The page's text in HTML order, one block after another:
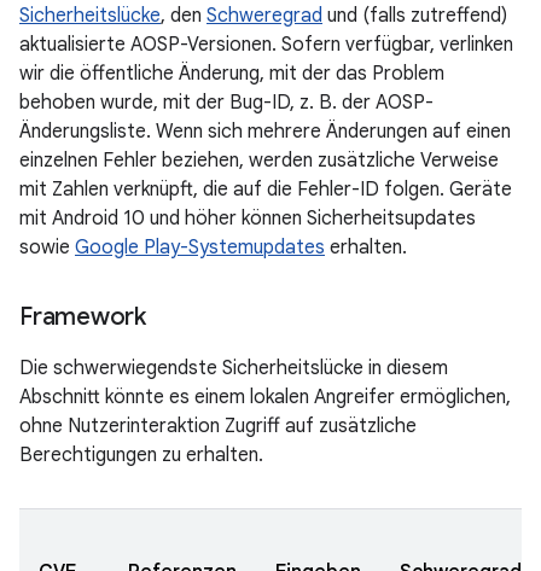
Sicherheitslücke, den Schweregrad und (falls zutreffend)
aktualisierte AOSP-Versionen. Sofern verfügbar, verlinken
wir die öffentliche Änderung, mit der das Problem
behoben wurde, mit der Bug-ID, z. B. der AOSP-
Änderungsliste. Wenn sich mehrere Änderungen auf einen
einzelnen Fehler beziehen, werden zusätzliche Verweise
mit Zahlen verknüpft, die auf die Fehler-ID folgen. Geräte
mit Android 10 und höher können Sicherheitsupdates
sowie Google Play-Systemupdates erhalten.
Framework
Die schwerwiegendste Sicherheitslücke in diesem
Abschnitt könnte es einem lokalen Angreifer ermöglichen,
ohne Nutzerinteraktion Zugriff auf zusätzliche
Berechtigungen zu erhalten.